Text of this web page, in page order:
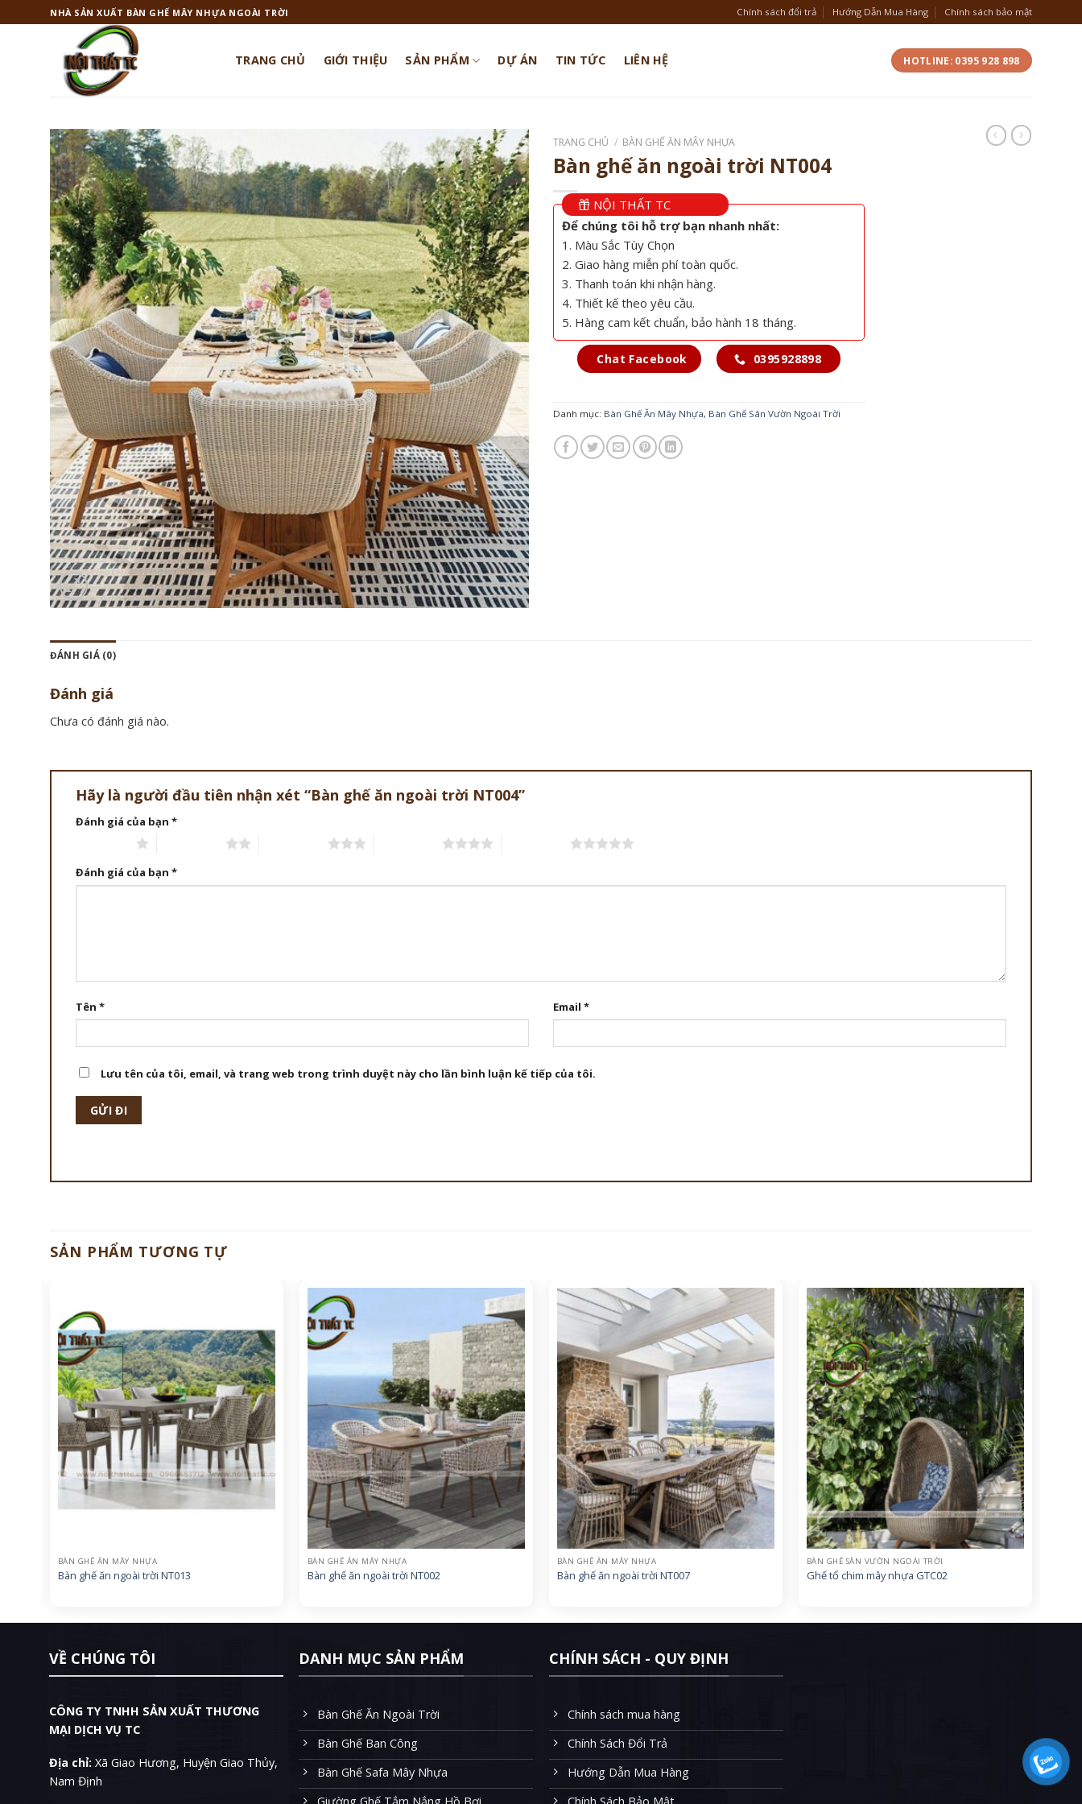
to
NHÀ SẢN XUẤT BÀN GHẾ MÂY NHỰA NGOÀI TRỜI Chính sách đổi trả Hướng Dẫn Mua Hàng Chính sách bảo mật
TRANG CHỦ GIỚI THIỆU SẢN PHẨM DỰ ÁN TIN TỨC LIÊN HỆ HOTLINE: 0395 928 898
TRANG CHỦ / BÀN GHẾ ĂN MÂY NHỰA
Bàn ghế ăn ngoài trời NT004
NỘI THẤT TC
Để chúng tôi hỗ trợ bạn nhanh nhất:
1. Màu Sắc Tùy Chọn
2. Giao hàng miễn phí toàn quốc.
3. Thanh toán khi nhận hàng.
4. Thiết kế theo yêu cầu.
5. Hàng cam kết chuẩn, bảo hành 18 tháng.
Chat Facebook 0395928898
Danh mục: Bàn Ghế Ăn Mây Nhựa, Bàn Ghế Sân Vườn Ngoài Trời
ĐÁNH GIÁ (0)
Đánh giá
Chưa có đánh giá nào.
Hãy là người đầu tiên nhận xét “Bàn ghế ăn ngoài trời NT004”
Đánh giá của bạn *
Đánh giá của bạn *
Tên * Email *
Lưu tên của tôi, email, và trang web trong trình duyệt này cho lần bình luận kế tiếp của tôi.
SẢN PHẨM TƯƠNG TỰ
BÀN GHẾ ĂN MÂY NHỰA
Bàn ghế ăn ngoài trời NT013
BÀN GHẾ ĂN MÂY NHỰA
Bàn ghế ăn ngoài trời NT002
BÀN GHẾ ĂN MÂY NHỰA
Bàn ghế ăn ngoài trời NT007
BÀN GHẾ SÂN VƯỜN NGOÀI TRỜI
Ghế tổ chim mây nhựa GTC02
VỀ CHÚNG TÔI
CÔNG TY TNHH SẢN XUẤT THƯƠNG
MẠI DỊCH VỤ TC
Địa chỉ:Xã Giao Hương, Huyện Giao Thủy,
Nam Định
DANH MỤC SẢN PHẨM
Bàn Ghế Ăn Ngoài Trời
Bàn Ghế Ban Công
Bàn Ghế Safa Mây Nhựa
CHÍNH SÁCH - QUY ĐỊNH
Chính sách mua hàng
Chính Sách Đổi Trả
Hướng Dẫn Mua Hàng